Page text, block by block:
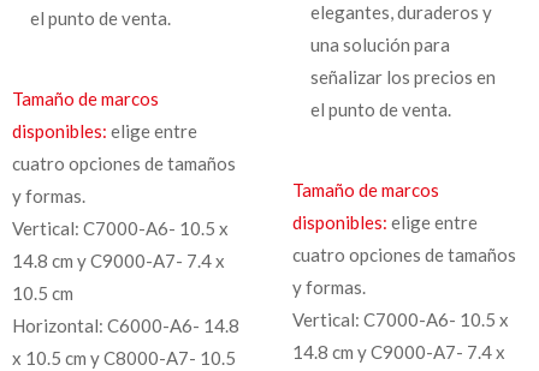
el punto de venta.
Tamaño de marcos
disponibles: elige entre
cuatro opciones de tamaños
y formas.
Vertical: C7000-A6- 10.5 x
14.8 cm y C9000-A7- 7.4 x
10.5 cm
Horizontal: C6000-A6- 14.8
x 10.5 cm y C8000-A7- 10.5
elegantes, duraderos y
una solución para
señalizar los precios en
el punto de venta.
Tamaño de marcos
disponibles: elige entre
cuatro opciones de tamaños
y formas.
Vertical: C7000-A6- 10.5 x
14.8 cm y C9000-A7- 7.4 x